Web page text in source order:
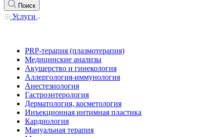
Поиск
Услуги
PRP-терапия (плазмотерапия)
Медицинские анализы
Акушерство и гинекология
Аллергология-иммунология
Анестезиология
Гастроэнтерология
Дерматология, косметология
Инъекционная интимная пластика
Кардиология
Мануальная терапия